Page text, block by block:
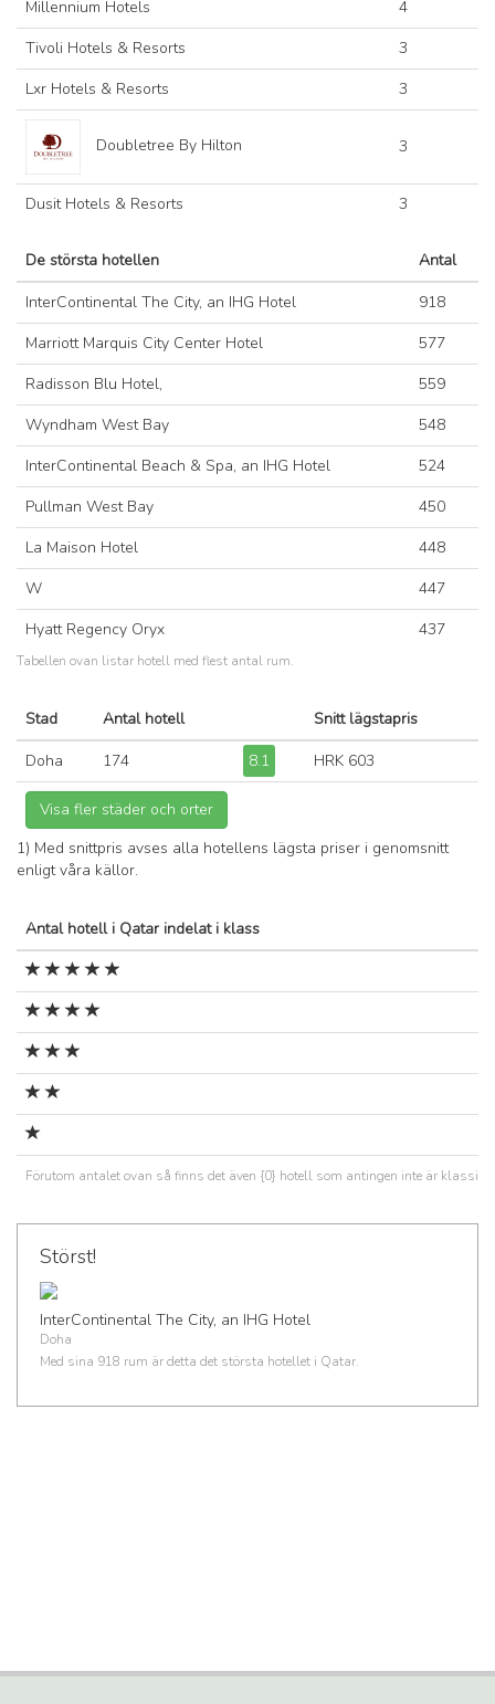
Millennium Hotels
4
Tivoli Hotels & Resorts
3
Lxr Hotels & Resorts
3
Doubletree By Hilton 3
Dusit Hotels & Resorts 3
De största hotellen
Antal
InterContinental The City, an IHG Hotel
918
Marriott Marquis City Center Hotel
577
Radisson Blu Hotel,
559
Wyndham West Bay
548
InterContinental Beach & Spa, an IHG Hotel
524
Pullman West Bay
450
La Maison Hotel
448
W
447
Hyatt Regency Oryx
437
Tabellen ovan listar hotell med flest antal rum.
Stad Antal hotell
Snitt lägstapris
Doha
174 8.1 HRK 603
1) Med snittpris avses alla hotellens lägsta priser i genomsnitt
enligt våra källor.
Antal hotell i Qatar indelat i klass
Förutom antalet ovan så finns det även {0} hotell som antingen inte är
Störst!
InterContinental The City, an IHG Hotel
Doha
Med sina 918 rum är detta det största hotellet i Qatar.